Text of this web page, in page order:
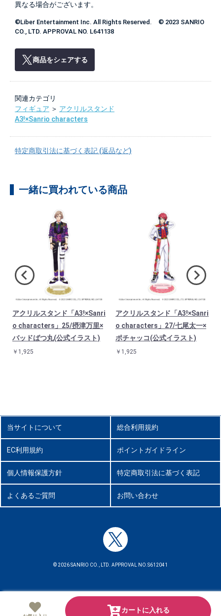
カートに入れる
異なる場合がございます。
©Liber Entertainment Inc. All Rights Reserved. © 2023 SANRIO
CO., LTD. APPROVAL NO. L641138
商品をシェアする
関連カテゴリ
フィギュア ＞ アクリルスタンド
A3!×Sanrio characters
特定商取引法に基づく表記 (返品など)
一緒に買われている商品
アクリルスタンド「A3!×Sanri
o characters」25/摂津万里×
バッドばつ丸(公式イラスト)
￥1,925
アクリルスタンド「A3!×Sanri
o characters」27/七尾太一×
ポチャッコ(公式イラスト)
￥1,925
当サイトについて 総合利用規約
EC利用規約 ポイントガイドライン
個人情報保護方針 特定商取引法に基づく表記
よくあるご質問 お問い合わせ
© 2026 SANRIO CO., LTD. APPROVAL NO.S612041